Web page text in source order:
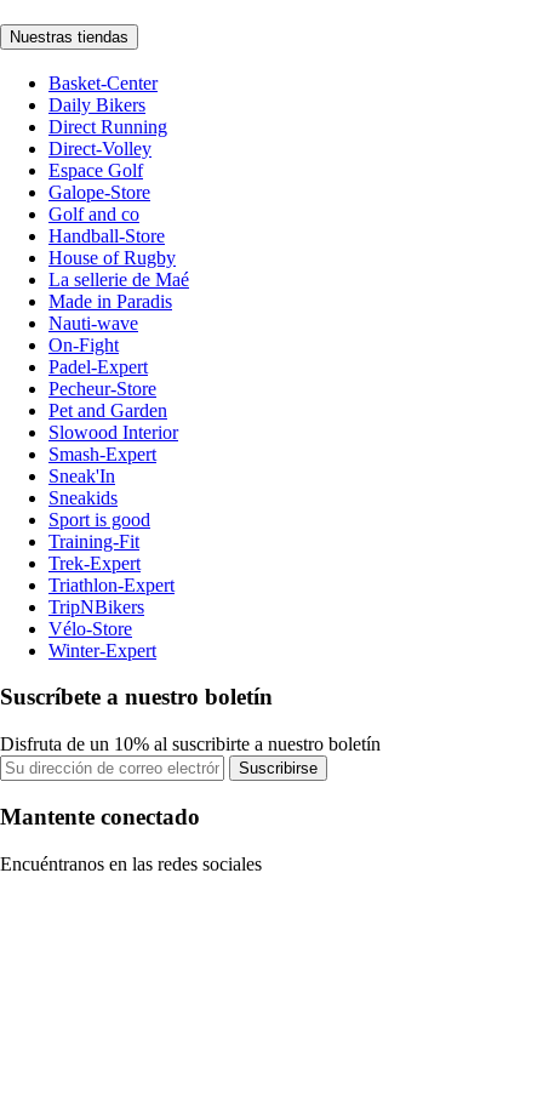
Nuestras tiendas
Basket-Center
Daily Bikers
Direct Running
Direct-Volley
Espace Golf
Galope-Store
Golf and co
Handball-Store
House of Rugby
La sellerie de Maé
Made in Paradis
Nauti-wave
On-Fight
Padel-Expert
Pecheur-Store
Pet and Garden
Slowood Interior
Smash-Expert
Sneak'In
Sneakids
Sport is good
Training-Fit
Trek-Expert
Triathlon-Expert
TripNBikers
Vélo-Store
Winter-Expert
Suscríbete a nuestro boletín
Disfruta de un 10% al suscribirte a nuestro boletín
Suscribirse
Mantente conectado
Encuéntranos en las redes sociales